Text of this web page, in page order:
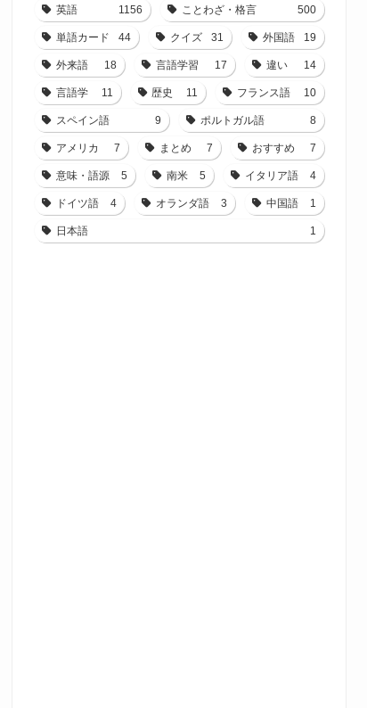
英語 1156 ことわざ・格言 500
単語カード 44 クイズ 31 外国語 19
外来語 18 言語学習 17 違い 14
言語学 11 歴史 11 フランス語 10
スペイン語 9 ポルトガル語 8
アメリカ 7 まとめ 7 おすすめ 7
意味・語源 5 南米 5 イタリア語 4
ドイツ語 4 オランダ語 3 中国語 1
日本語 1